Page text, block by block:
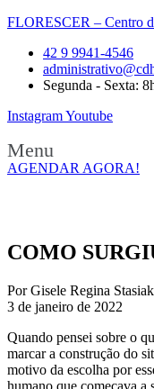
FLORESCER – Centro
42 9 9941-4546
Segunda - Sexta:
InstagramYoutube
Menu
AGENDAR AGORA!
COMO
Por Gisele Regina Stasiak
3 de janeiro de 2022
Quando pensei sobre o
marcar a construção do
motivo da escolha por